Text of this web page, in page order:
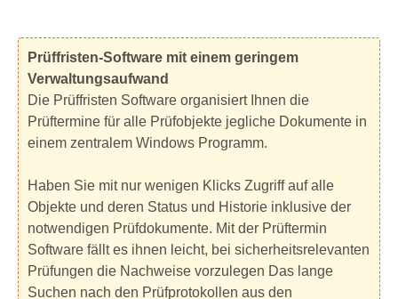
Prüffristen-Software mit einem geringem
Verwaltungsaufwand
Die Prüffristen Software organisiert Ihnen die
Prüftermine für alle Prüfobjekte jegliche Dokumente in
einem zentralem Windows Programm.
Haben Sie mit nur wenigen Klicks Zugriff auf alle
Objekte und deren Status und Historie inklusive der
notwendigen Prüfdokumente. Mit der Prüftermin
Software fällt es ihnen leicht, bei sicherheitsrelevanten
Prüfungen die Nachweise vorzulegen Das lange
Suchen nach den Prüfprotokollen aus den